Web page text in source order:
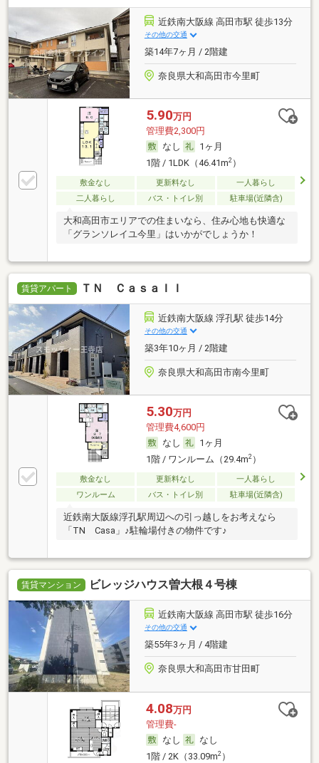
近鉄南大阪線 高田市駅 徒歩13分
その他の交通
築14年7ヶ月 / 2階建
奈良県大和高田市今里町
5.90万円
管理費2,300円
なし
1ヶ月
1階 / 1LDK（46.41m2）
敷金なし 更新料なし
一人暮らし
二人暮らし
バス・トイレ別 駐車場(近隣含)
大和高田市エリアでの住まいなら、住み心地も快適な
「グランソレイユ今里」はいかがでしょうか！
賃貸アパート ＴＮ ＣａｓａＩＩ
近鉄南大阪線 浮孔駅 徒歩14分
その他の交通
築3年10ヶ月 / 2階建
奈良県大和高田市南今里町
5.30万円
管理費4,600円
なし
1ヶ月
1階 / ワンルーム（29.4m2）
敷金なし 更新料なし
一人暮らし
ワンルーム
バス・トイレ別 駐車場(近隣含)
近鉄南大阪線浮孔駅周辺への引っ越しをお考えなら
「TN Casa」♪駐輪場付きの物件です♪
賃貸マンション ビレッジハウス曽大根４号棟
近鉄南大阪線 高田市駅 徒歩16分
その他の交通
築55年3ヶ月 / 4階建
奈良県大和高田市甘田町
4.08万円
管理費-
なし
なし
1階 / 2K（33.09m2）